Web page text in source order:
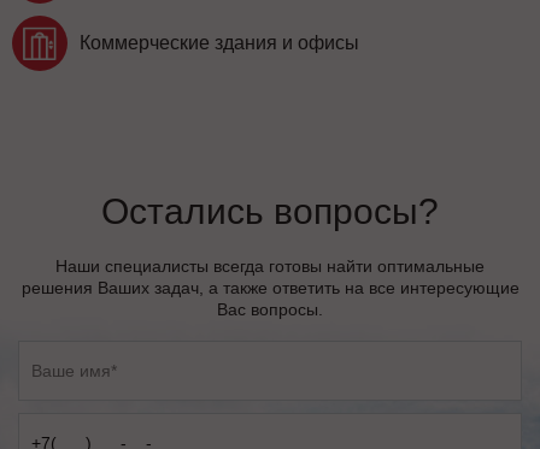
Коммерческие здания и офисы
Остались вопросы?
Наши специалисты всегда готовы найти оптимальные
решения Ваших задач, а также ответить на все интересующие
Вас вопросы.